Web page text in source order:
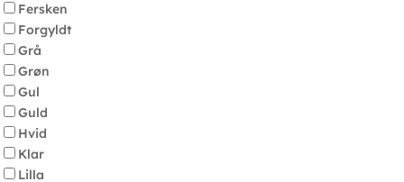
Fersken
Forgyldt
Grå
Grøn
Gul
Guld
Hvid
Klar
Lilla